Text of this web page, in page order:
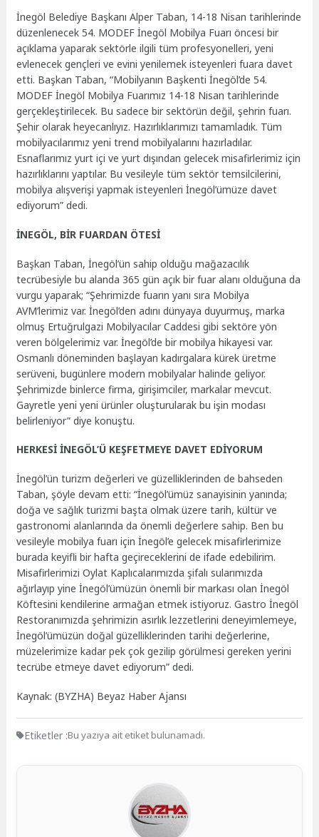
İnegöl Belediye Başkanı Alper Taban, 14-18 Nisan tarihlerinde
düzenlenecek 54. MODEF İnegöl Mobilya Fuarı öncesi bir
açıklama yaparak sektörle ilgili tüm profesyonelleri, yeni
evlenecek gençleri ve evini yenilemek isteyenleri fuara davet
etti. Başkan Taban, “Mobilyanın Başkenti İnegöl’de 54.
MODEF İnegöl Mobilya Fuarımız 14-18 Nisan tarihlerinde
gerçekleştirilecek. Bu sadece bir sektörün değil, şehrin fuarı.
Şehir olarak heyecanlıyız. Hazırlıklarımızı tamamladık. Tüm
mobilyacılarımız yeni trend mobilyalarını hazırladılar.
Esnaflarımız yurt içi ve yurt dışından gelecek misafirlerimiz için
hazırlıklarını yaptılar. Bu vesileyle tüm sektör temsilcilerini,
mobilya alışverişi yapmak isteyenleri İnegöl’ümüze davet
ediyorum” dedi.
İNEGÖL, BİR FUARDAN ÖTESİ
Başkan Taban, İnegöl’ün sahip olduğu mağazacılık
tecrübesiyle bu alanda 365 gün açık bir fuar alanı olduğuna da
vurgu yaparak; “Şehrimizde fuarın yanı sıra Mobilya
AVM’lerimiz var. İnegöl’den adını dünyaya duyurmuş, marka
olmuş Ertuğrulgazi Mobilyacılar Caddesi gibi sektöre yön
veren bölgelerimiz var. İnegöl’de bir mobilya hikayesi var.
Osmanlı döneminden başlayan kadırgalara kürek üretme
serüveni, bugünlere modern mobilyalar halinde geliyor.
Şehrimizde binlerce firma, girişimciler, markalar mevcut.
Gayretle yeni yeni ürünler oluşturularak bu işin modası
belirleniyor” diye konuştu.
HERKESİ İNEGÖL’Ü KEŞFETMEYE DAVET EDİYORUM
İnegöl’ün turizm değerleri ve güzelliklerinden de bahseden
Taban, şöyle devam etti: “İnegöl’ümüz sanayisinin yanında;
doğa ve sağlık turizmi başta olmak üzere tarih, kültür ve
gastronomi alanlarında da önemli değerlere sahip. Ben bu
vesileyle mobilya fuarı için İnegöl’e gelecek misafirlerimize
burada keyifli bir hafta geçireceklerini de ifade edebilirim.
Misafirlerimizi Oylat Kaplıcalarımızda şifalı sularımızda
ağırlayıp yine İnegöl’ümüzün önemli bir markası olan İnegöl
Köftesini kendilerine armağan etmek istiyoruz. Gastro İnegöl
Restoranımızda şehrimizin asırlık lezzetlerini deneyimlemeye,
İnegöl’ümüzün doğal güzelliklerinden tarihi değerlerine,
müzelerimize kadar pek çok gezilip görülmesi gereken yerini
tecrübe etmeye davet ediyorum” dedi.
Kaynak: (BYZHA) Beyaz Haber Ajansı
Etiketler :Bu yazıya ait etiket bulunamadı.